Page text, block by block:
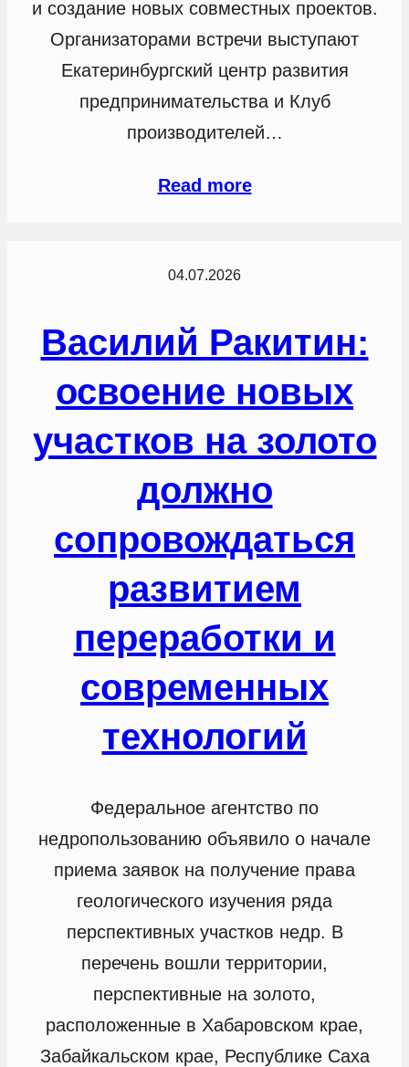
и создание новых совместных проектов.
Организаторами встречи выступают
Екатеринбургский центр развития
предпринимательства и Клуб
производителей…
Read more
04.07.2026
Василий Ракитин:
освоение новых
участков на золото
должно
сопровождаться
развитием
переработки и
современных
технологий
Федеральное агентство по
недропользованию объявило о начале
приема заявок на получение права
геологического изучения ряда
перспективных участков недр. В
перечень вошли территории,
перспективные на золото,
расположенные в Хабаровском крае,
Забайкальском крае, Республике Саха